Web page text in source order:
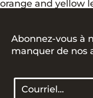
Abonnez-vous à
manquer de nos